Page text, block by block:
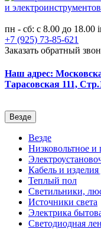
пн - сб: с 8.00 до 18.00
+7 (925) 73-85-621
Заказать обратный
Наш адрес:
Тарасовская 111,
Везде
Везде
Низковольтное и
Кабель и
Теплый пол
Светильники,
Источники света
Электрика
Светодиодная